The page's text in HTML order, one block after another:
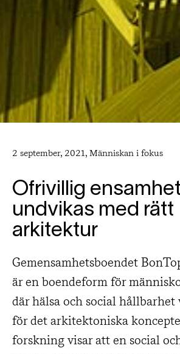
2 september, 2021, Människan i fokus
Ofrivillig
undvikas med rätt
arkitektur
Gemensamhetsboendet
är en boendeform för
där hälsa och social
för det arkitektoniska
forskning visar att en social